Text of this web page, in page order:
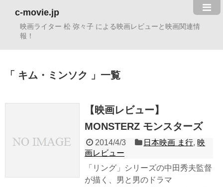
c-movie.jp
映画ライター 松 弥々子 による映画レビューと映画関連情
報！
キム・ミンソク 一覧
【映画レビュー】
MONSTERZ モンスターズ
2014/4/3 日本映画 ま行, 映
画レビュー
「リング」シリーズの中田秀夫監督
が描く、男と男のドラマ